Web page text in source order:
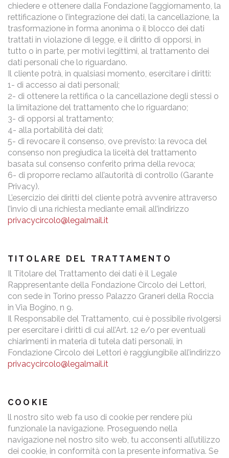
chiedere e ottenere dalla Fondazione l’aggiornamento, la
rettificazione o l’integrazione dei dati, la cancellazione, la
trasformazione in forma anonima o il blocco dei dati
trattati in violazione di legge, e il diritto di opporsi, in
tutto o in parte, per motivi legittimi, al trattamento dei
dati personali che lo riguardano.
Il cliente potrà, in qualsiasi momento, esercitare i diritti:
1- di accesso ai dati personali;
2- di ottenere la rettifica o la cancellazione degli stessi o
la limitazione del trattamento che lo riguardano;
3- di opporsi al trattamento;
4- alla portabilità dei dati;
5- di revocare il consenso, ove previsto: la revoca del
consenso non pregiudica la liceità del trattamento
basata sul consenso conferito prima della revoca;
6- di proporre reclamo all’autorità di controllo (Garante
Privacy).
L’esercizio dei diritti del cliente potrà avvenire attraverso
l’invio di una richiesta mediante email all’indirizzo
privacycircolo@legalmail.it
TITOLARE DEL TRATTAMENTO
Il Titolare del Trattamento dei dati è il Legale
Rappresentante della Fondazione Circolo dei Lettori,
con sede in Torino presso Palazzo Graneri della Roccia
in Via Bogino, n 9.
Il Responsabile del Trattamento, cui è possibile rivolgersi
per esercitare i diritti di cui all’Art. 12 e/o per eventuali
chiarimenti in materia di tutela dati personali, in
Fondazione Circolo dei Lettori è raggiungibile all’indirizzo
privacycircolo@legalmail.it
COOKIE
ll nostro sito web fa uso di cookie per rendere più
funzionale la navigazione. Proseguendo nella
navigazione nel nostro sito web, tu acconsenti all’utilizzo
dei cookie, in conformità con la presente informativa. Se